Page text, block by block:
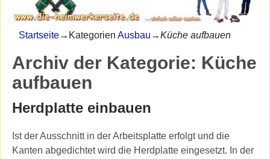
Startseite→Kategorien Ausbau →Küche aufbauen
Archiv der Kategorie: Küche
aufbauen
Herdplatte einbauen
Ist der Ausschnitt in der Arbeitsplatte erfolgt und die
Kanten abgedichtet wird die Herdplatte eingesetzt. In der